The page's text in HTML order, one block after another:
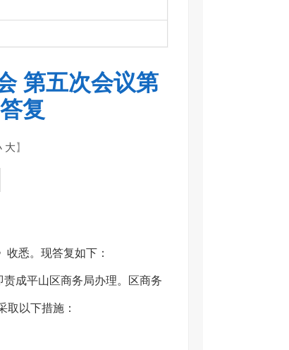
第五次会议第
复
大】
悉。现答复如下：
成平山区商务局办理。区商务
取以下措施：